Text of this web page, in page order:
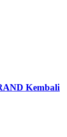
Kembali